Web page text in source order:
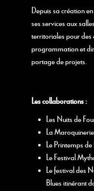
Depuis sa création
ses services aux
territoriales pour des
programmation et
portage de projets.
Les collaborations :
Les Nuits de
La
Le Printemps
Le Festival
Le festival des
Blues itinérant